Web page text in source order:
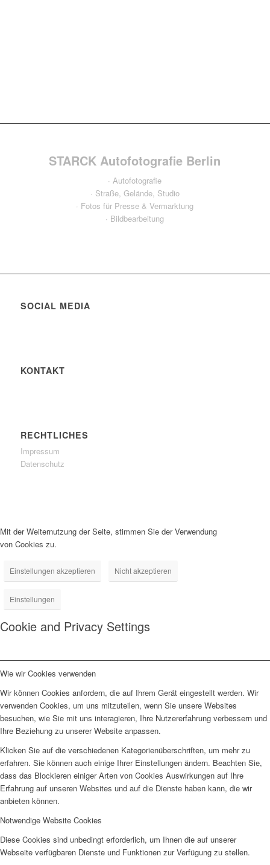
STARCK Autofotografie Berlin
· Autofotografie
· Straße, Gelände, Studio
· Fotos für Presse & Vermarktung
· Bildbearbeitung
SOCIAL MEDIA
KONTAKT
RECHTLICHES
Impressum
Datenschutz
Mit der Weiternutzung der Seite, stimmen Sie der Verwendung
von Cookies zu.
Einstellungen akzeptieren Nicht akzeptieren
Einstellungen
Cookie and Privacy Settings
Wie wir Cookies verwenden
Wir können Cookies anfordern, die auf Ihrem Gerät eingestellt werden. Wir
verwenden Cookies, um uns mitzuteilen, wenn Sie unsere Websites
besuchen, wie Sie mit uns interagieren, Ihre Nutzererfahrung verbessern und
Ihre Beziehung zu unserer Website anpassen.
Klicken Sie auf die verschiedenen Kategorienüberschriften, um mehr zu
erfahren. Sie können auch einige Ihrer Einstellungen ändern. Beachten Sie,
dass das Blockieren einiger Arten von Cookies Auswirkungen auf Ihre
Erfahrung auf unseren Websites und auf die Dienste haben kann, die wir
anbieten können.
Notwendige Website Cookies
Diese Cookies sind unbedingt erforderlich, um Ihnen die auf unserer
Webseite verfügbaren Dienste und Funktionen zur Verfügung zu stellen.